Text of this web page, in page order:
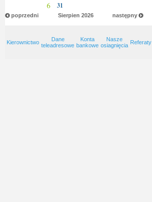
6 31
poprzedni następny
Sierpien 2026
Kierownictwo
Dane
teleadresowe
Konta
bankowe
Nasze
osiagnięcia Referaty